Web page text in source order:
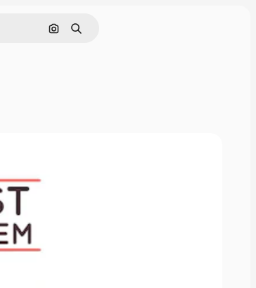
Buscar por imagen
Buscar